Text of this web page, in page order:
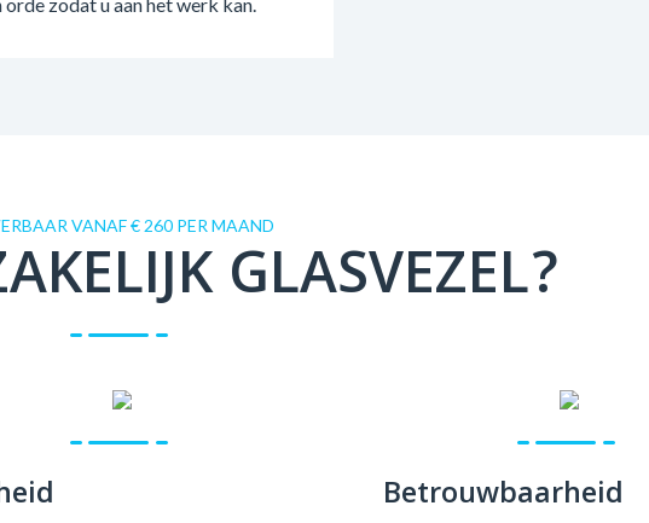
orde zodat u aan het werk kan.
VANAF € 260 PER MAAND
GLASVEZEL?
Betrouwbaarheid